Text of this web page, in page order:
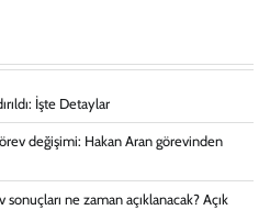
İşte Detaylar
değişimi: Hakan Aran görevinden
ne zaman açıklanacak? Açık